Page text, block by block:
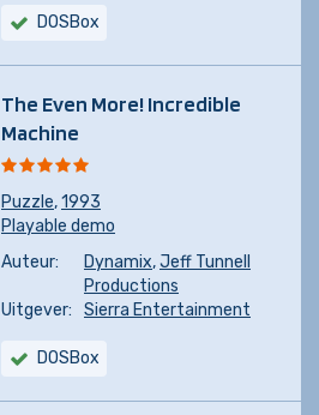
DOSBox
The Even More! Incredible
Machine
Puzzle,1993
Playable demo
Auteur:
Dynamix,Jeff Tunnell
Productions
Uitgever:
Sierra Entertainment
DOSBox